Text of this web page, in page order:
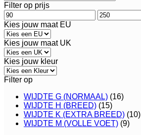
Filter op prijs
Min.
prijs
Max.
prijs
Kies jouw maat EU
Kies jouw maat UK
Kies jouw kleur
Filter op
WIJDTE G (NORMAAL) (16)
WIJDTE H (BREED) (15)
WIJDTE K (EXTRA BREED) (10)
WIJDTE M (VOLLE VOET) (9)